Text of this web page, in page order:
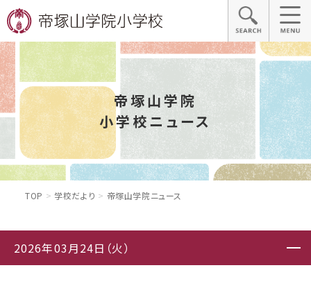
帝塚山学院
小学校ニュース
TOP 学校だより 帝塚山学院ニュース
2026年03月24日（火）